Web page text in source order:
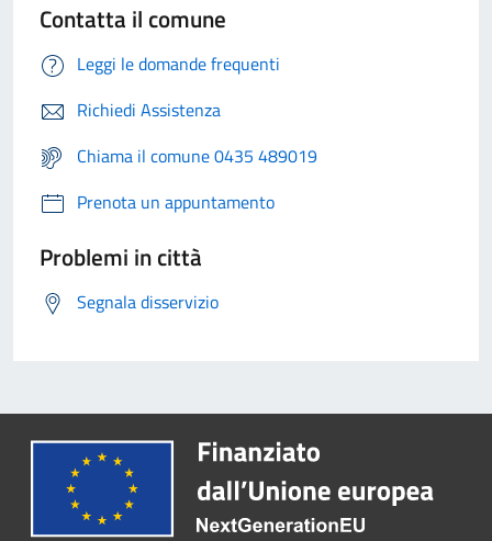
Contatta il comune
Leggi le domande frequenti
Richiedi Assistenza
Chiama il comune 0435 489019
Prenota un appuntamento
Problemi in città
Segnala disservizio